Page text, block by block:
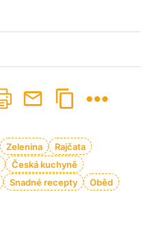
Zelenina
Rajčata
Česká kuchyně
Snadné recepty
Oběd